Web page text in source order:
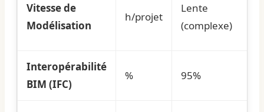
Vitesse de
Modélisation
h/projet
Lente
(complexe)
Interopérabilité
BIM (IFC)
% 95%